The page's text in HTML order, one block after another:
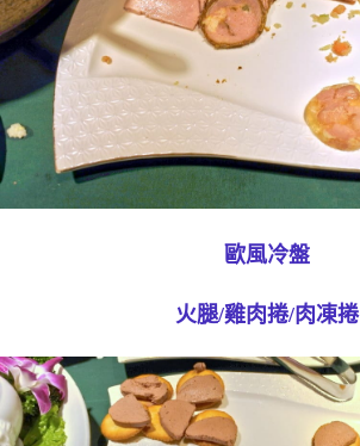
歐風冷盤
火腿/雞肉捲/肉凍捲